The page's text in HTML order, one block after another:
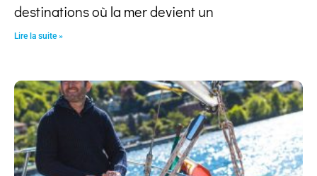
destinations où la mer devient un
Lire la suite »